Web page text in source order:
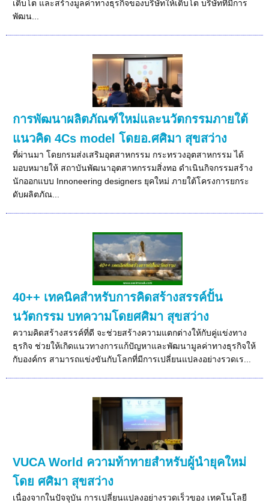
เติบโต และสร้างมูลค่าทางธุรกิจของบริษัทให้เติบโต บริษัทที่มีการ
พัฒน...
การพัฒนาผลิตภัณฑ์ใหม่และนวัตกรรมภายใต้
แนวคิด 4Cs model โดยอ.ศศิมา สุขสว่าง
ที่ผ่านมา โดยกรมส่งเสริมอุตสาหกรรม กระทรวงอุตสาหกรรม ได้
มอบหมายให้ สถาบันพัฒนาอุตสาหกรรมสิ่งทอ ดำเนินกิจกรรมสร้าง
นักออกแบบ Innoneering designers ยุคใหม่ ภายใต้โครงการยกระ
ดับผลิตภัณ...
40++ เทคนิคสำหรับการคิดสร้างสรรค์ปั้น
นวัตกรรม บทความโดยศศิมา สุขสว่าง
ความคิดสร้างสรรค์ที่ดี จะช่วยสร้างความแตกต่างให้กับคู่แข่งทาง
ธุรกิจ ช่วยให้เกิดแนวทางการแก้ปัญหาและพัฒนามูลค่าทางธุรกิจให้
กับองค์กร สามารถแข่งขันกับโลกที่มีการเปลี่ยนแปลงอย่างรวดเร...
VUCA World ความท้าทายสำหรับผู้นำยุคใหม่
โดย ศศิมา สุขสว่าง
เนื่องจากในปัจจุบัน การเปลี่ยนแปลงอย่างรวดเร็วของ เทคโนโลยี